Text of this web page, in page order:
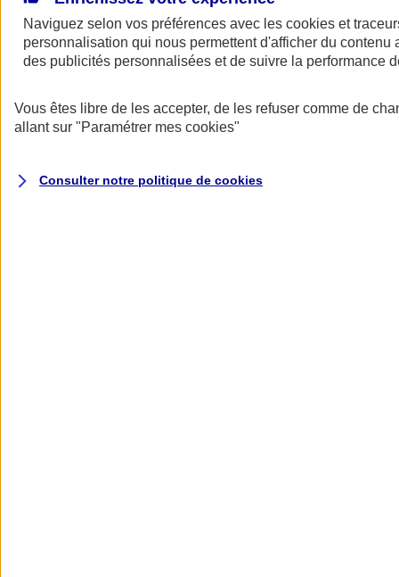
AXA Assurance
Naviguez selon vos préférences avec les cookies et
personnalisation qui nous permettent d'afficher du contenu
des publicités personnalisées et de suivre la performance
Vous êtes libre de les accepter, de les refuser comme de
allant sur "Paramétrer mes cookies"
Consulter notre politique de cookies